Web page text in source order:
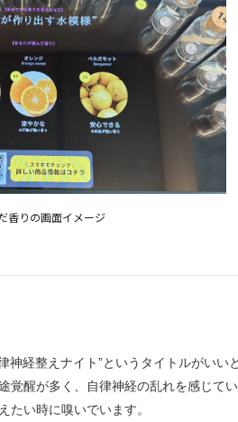
香りの画面イメージ
神経整えナイト”というタイトルがいい
覚醒が多く、自律神経の乱れを感じて
たい時に嗅いでいます。